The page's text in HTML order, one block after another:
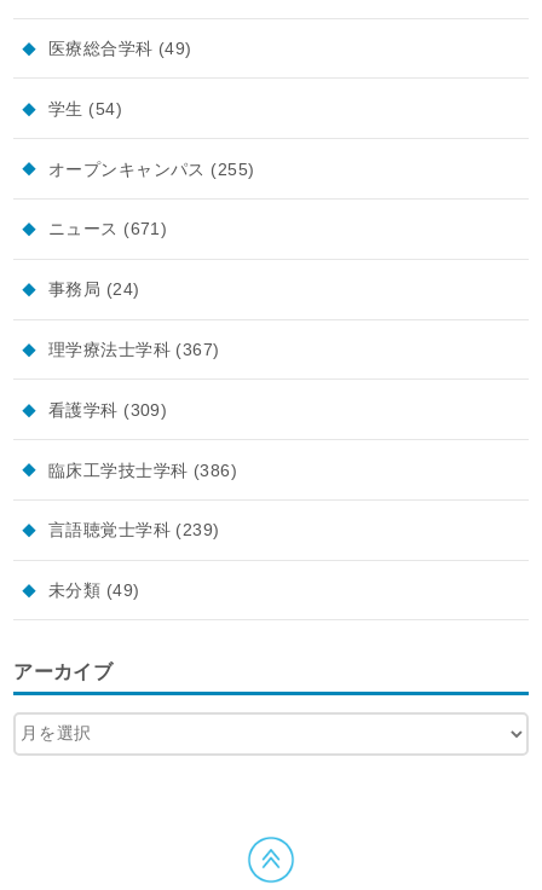
医療総合学科 (49)
学生 (54)
オープンキャンパス (255)
ニュース (671)
事務局 (24)
理学療法士学科 (367)
看護学科 (309)
臨床工学技士学科 (386)
言語聴覚士学科 (239)
未分類 (49)
アーカイブ